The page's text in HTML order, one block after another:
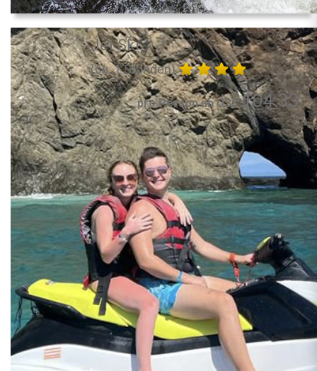
Jet Ski
(ca. 1 Stunden)
pro Person ab US$104.33